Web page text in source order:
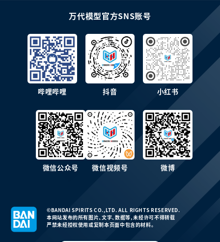
万代模型官方SNS账号
哔哩哔哩 抖音 小红书
微信公众号 微信视频号 微博
©BANDAI SPIRITS CO.,LTD. ALL RIGHTS RESERVED.
本网站发布的所有图片、文字、数据等，未经许可不得转载
严禁未经授权使用或复制本页面中包含的材料。